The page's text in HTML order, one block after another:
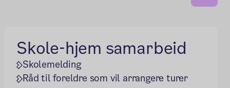
Skole-hjem samarbeid
Skolemelding
Råd til foreldre som vil arrangere turer